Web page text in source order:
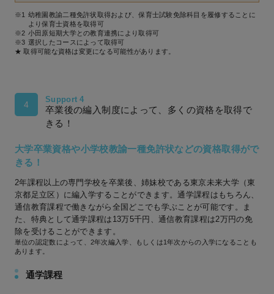
※1 幼稚園教諭二種免許状取得および、保育士試験免除科目を履修することに
より保育士資格を取得可
※2 小田原短期大学との教育連携により取得可
※3 選択したコースによって取得可
★ 取得可能な資格は変更になる可能性があります。
4
Support 4
卒業後の編入制度によって、多くの資格を取得で
きる！
大学卒業資格や小学校教諭一種免許状などの資格取得がで
きる！
2年課程以上の専門学校を卒業後、姉妹校である東京未来大学（東
京都足立区）に編入学することができます。通学課程はもちろん、
通信教育課程で働きながら全国どこでも学ぶことが可能です。ま
た、特典として通学課程は13万5千円、通信教育課程は2万円の免
除を受けることができます。
単位の認定数によって、2年次編入学、もしくは1年次からの入学になることも
あります。
通学課程